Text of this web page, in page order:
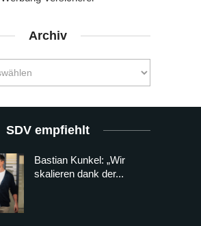
Archiv
SDV empfiehlt
Bastian Kunkel: „Wir
skalieren dank der...